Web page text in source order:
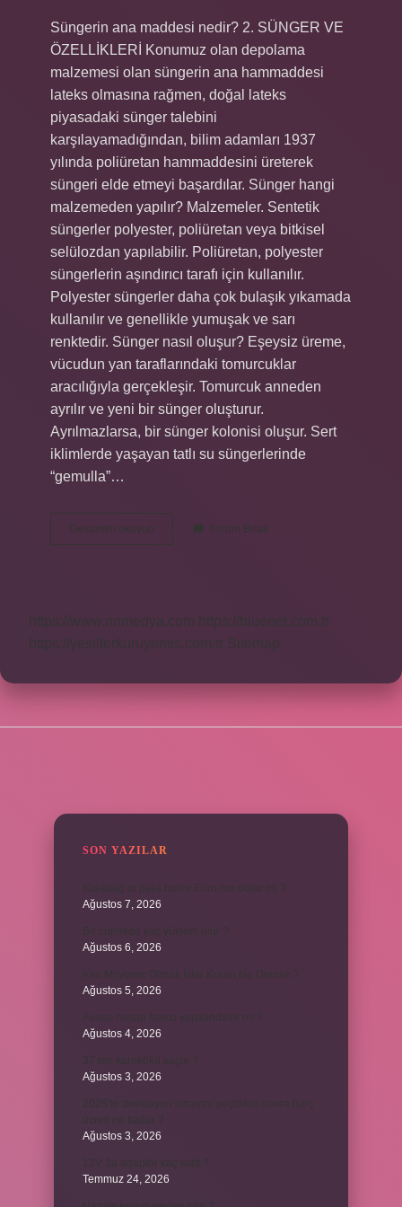
Süngerin ana maddesi nedir? 2. SÜNGER VE
ÖZELLİKLERİ Konumuz olan depolama
malzemesi olan süngerin ana hammaddesi
lateks olmasına rağmen, doğal lateks
piyasadaki sünger talebini
karşılayamadığından, bilim adamları 1937
yılında poliüretan hammaddesini üreterek
süngeri elde etmeyi başardılar. Sünger hangi
malzemeden yapılır? Malzemeler. Sentetik
süngerler polyester, poliüretan veya bitkisel
selülozdan yapılabilir. Poliüretan, polyester
süngerlerin aşındırıcı tarafı için kullanılır.
Polyester süngerler daha çok bulaşık yıkamada
kullanılır ve genellikle yumuşak ve sarı
renktedir. Sünger nasıl oluşur? Eşeysiz üreme,
vücudun yan taraflarındaki tomurcuklar
aracılığıyla gerçekleşir. Tomurcuk anneden
ayrılır ve yeni bir sünger oluşturur.
Ayrılmazlarsa, bir sünger kolonisi oluşur. Sert
iklimlerde yaşayan tatlı su süngerlerinde
“gemulla”…
Devamını okuyun
Süngerin
Içinde
Yorum Bırak
https://www.rinmedya.com
https://bluenet.com.tr
https://yesillerkuruyemis.com.tr Sitemap
SON YAZILAR
Karadağ’ın para birimi Euro mu dolar mı ?
Ağustos 7, 2026
Ağustos 6, 2026
Ağustos 5, 2026
Ağustos 4, 2026
Ağustos 3, 2026
Ağustos 3, 2026
Temmuz 24, 2026